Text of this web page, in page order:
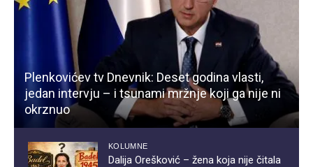
Plenkovićev tv Dnevnik: Deset godina vlasti,
jedan intervju – i tsunami mržnje koji ga nije ni
okrznuo
KOLUMNE
Dalija Orešković – žena koja nije čitala